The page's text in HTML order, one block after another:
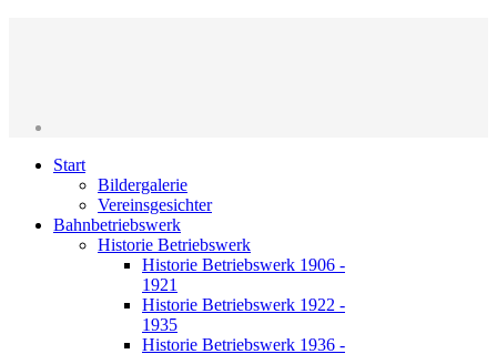
Start
Bildergalerie
Vereinsgesichter
Bahnbetriebswerk
Historie Betriebswerk
Historie Betriebswerk 1906 -
1921
Historie Betriebswerk 1922 -
1935
Historie Betriebswerk 1936 -